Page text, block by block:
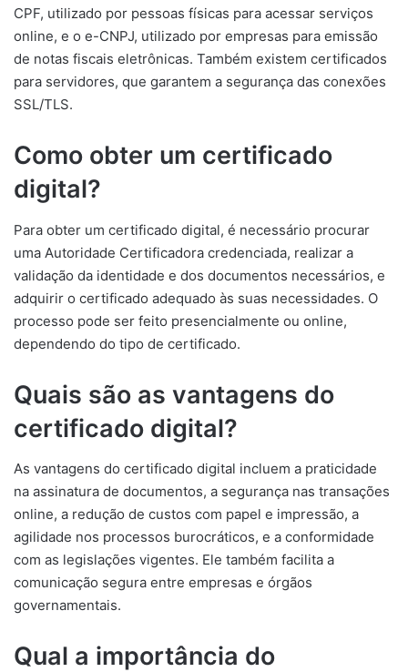
CPF, utilizado por pessoas físicas para acessar serviços
online, e o e-CNPJ, utilizado por empresas para emissão
de notas fiscais eletrônicas. Também existem certificados
para servidores, que garantem a segurança das conexões
SSL/TLS.
Como obter um certificado
digital?
Para obter um certificado digital, é necessário procurar
uma Autoridade Certificadora credenciada, realizar a
validação da identidade e dos documentos necessários, e
adquirir o certificado adequado às suas necessidades. O
processo pode ser feito presencialmente ou online,
dependendo do tipo de certificado.
Quais são as vantagens do
certificado digital?
As vantagens do certificado digital incluem a praticidade
na assinatura de documentos, a segurança nas transações
online, a redução de custos com papel e impressão, a
agilidade nos processos burocráticos, e a conformidade
com as legislações vigentes. Ele também facilita a
comunicação segura entre empresas e órgãos
governamentais.
Qual a importância do